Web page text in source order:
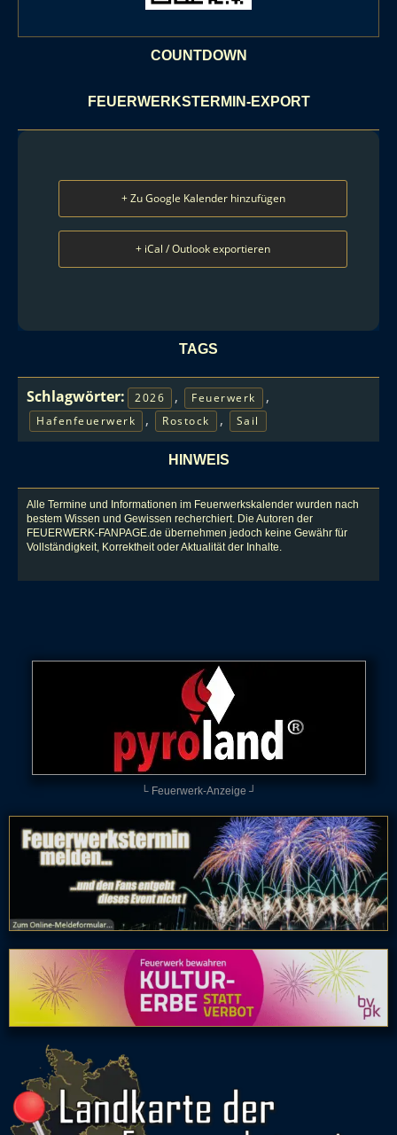
COUNTDOWN
FEUERWERKSTERMIN-EXPORT
+ Zu Google Kalender hinzufügen
+ iCal / Outlook exportieren
TAGS
Schlagwörter: 2026 , Feuerwerk ,
Hafenfeuerwerk , Rostock , Sail
HINWEIS
Alle Termine und Informationen im Feuerwerkskalender wurden nach
bestem Wissen und Gewissen recherchiert. Die Autoren der
FEUERWERK-FANPAGE.de übernehmen jedoch keine Gewähr für
Vollständigkeit, Korrektheit oder Aktualität der Inhalte.
└ Feuerwerk-Anzeige ┘